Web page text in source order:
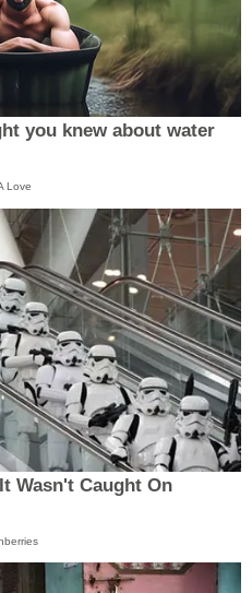
you knew about water
Love
Wasn't Caught On